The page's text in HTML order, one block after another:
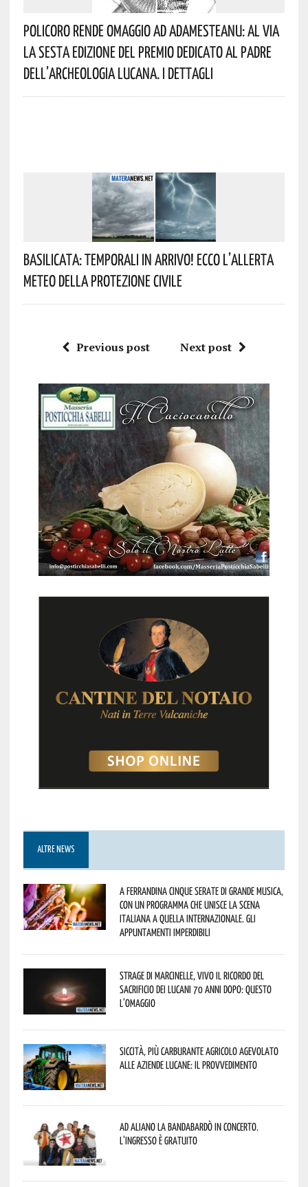
Policoro Rende Omaggio Ad Adamesteanu: Al Via
La Sesta Edizione Del Premio Dedicato Al Padre
Dell’archeologia Lucana. I Dettagli
Basilicata: Temporali In Arrivo! Ecco L’allerta
Meteo Della Protezione Civile
Previous post Next post
ALTRE NEWS
A Ferrandina cinque serate di grande musica,
con un programma che unisce la scena
italiana a quella internazionale. Gli
appuntamenti imperdibili
Strage di Marcinelle, vivo il ricordo del
sacrificio dei lucani 70 anni dopo: questo
l’omaggio
Siccità, più carburante agricolo agevolato
alle aziende lucane: il provvedimento
Ad Aliano la Bandabardò in concerto.
L’ingresso è gratuito